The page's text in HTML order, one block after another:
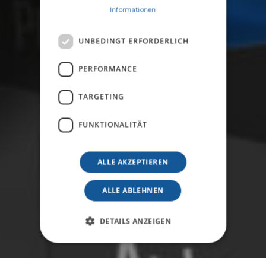
Informationen
UNBEDINGT ERFORDERLICH
PERFORMANCE
TARGETING
FUNKTIONALITÄT
ALLE AKZEPTIEREN
ALLE ABLEHNEN
DETAILS ANZEIGEN